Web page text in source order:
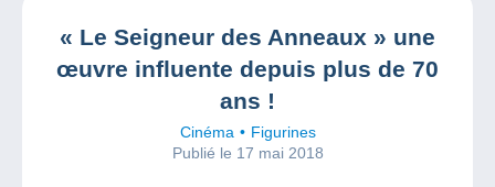
« Le Seigneur des Anneaux » une
œuvre influente depuis plus de 70
ans !
Cinéma
Figurines
Publié le 17 mai 2018